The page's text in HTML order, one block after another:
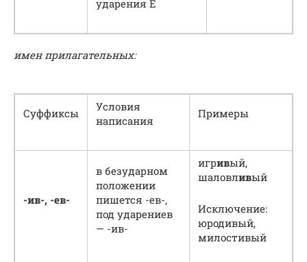
ударения Е
имен прилагательных:
Суффиксы
Условия
написания
Примеры
-ив-, -ев-
в безударном
положении
пишется -ев-,
под ударениев
— -ив-
игривый,
шаловливый
Исключение:
юродивый,
милостивый